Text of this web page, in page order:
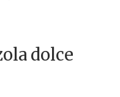
dolce